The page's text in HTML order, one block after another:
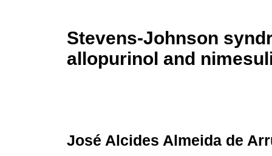
Stevens-Johnson
allopurinol and
José Alcides Almeida de